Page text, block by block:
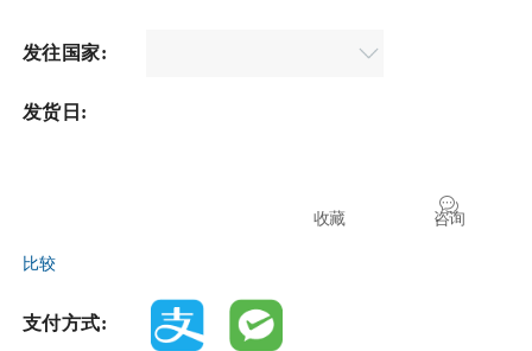
发往国家:
发货日:
咨询
收藏
比较
支付方式: